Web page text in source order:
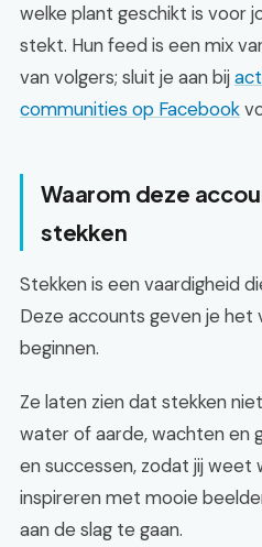
welke plant geschikt is voor
stekt. Hun feed is een mix
van volgers; sluit je aan bij
communities op Facebook
Waarom deze
stekken
Stekken is een vaardigheid
Deze accounts geven je
beginnen.
Ze laten zien dat stekken
water of aarde, wachten en
en successen, zodat jij weet
inspireren met mooie
aan de slag te gaan.